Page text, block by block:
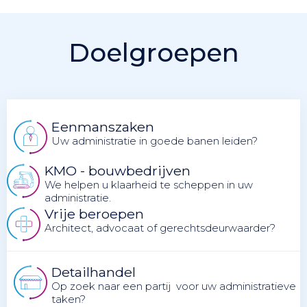
Doelgroepen
Eenmanszaken
Uw administratie in goede banen leiden?
KMO - bouwbedrijven
We helpen u klaarheid te scheppen in uw
administratie.
Vrije beroepen
Architect, advocaat of gerechtsdeurwaarder?
Detailhandel
Op zoek naar een partij voor uw administratieve
taken?